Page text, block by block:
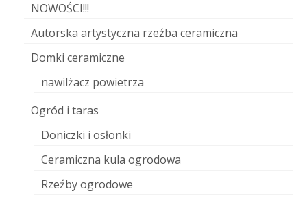
NOWOŚCI!!!
Autorska artystyczna rzeźba ceramiczna
Domki ceramiczne
nawilżacz powietrza
Ogród i taras
Doniczki i osłonki
Ceramiczna kula ogrodowa
Rzeźby ogrodowe